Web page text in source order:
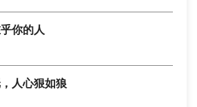
你的人
人心狠如狼